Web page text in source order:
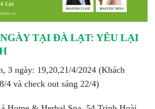
TẠI ĐÀ LẠT: YÊU LẠI
3 ngày: 19,20,21/4/2024 (Khách
4 và check out sáng 22/4)